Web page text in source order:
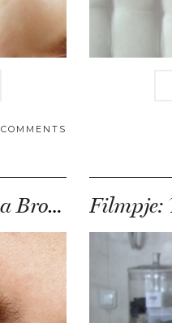
COMMENTS
Make Up For Ever Aqua Brow Review